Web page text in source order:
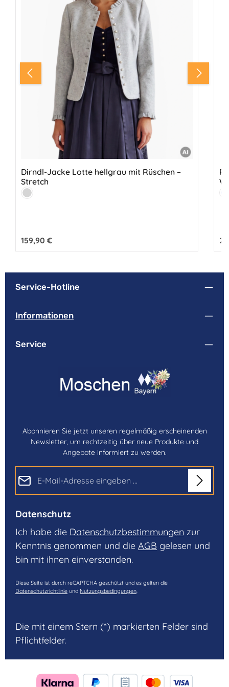
Dirndl-Jacke Lotte hellgrau mit Rüschen –
Stretch
Farbe:
Hellgrau
Regulärer Preis:
159,90 €
Service-Hotline
Informationen
Service
Abonnieren Sie jetzt unseren regelmäßig erscheinenden
Newsletter, um rechtzeitig über neue Produkte und
Angebote informiert zu werden.
Datenschutz
Ich habe die Datenschutzbestimmungen zur
Kenntnis genommen und die AGB gelesen und
bin mit ihnen einverstanden.
Diese Seite ist durch reCAPTCHA geschützt und es gelten die
Datenschutzrichtlinie und Nutzungsbedingungen.
Die mit einem Stern (*) markierten Felder sind
Pflichtfelder.